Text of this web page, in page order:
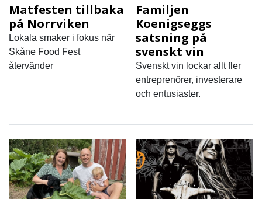
Matfesten tillbaka
på Norrviken
Lokala smaker i fokus när
Skåne Food Fest
återvänder
Familjen
Koenigseggs
satsning på
svenskt vin
Svenskt vin lockar allt fler
entreprenörer, investerare
och entusiaster.